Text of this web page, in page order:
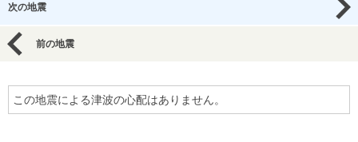
次の地震
前の地震
この地震による津波の心配はありません。